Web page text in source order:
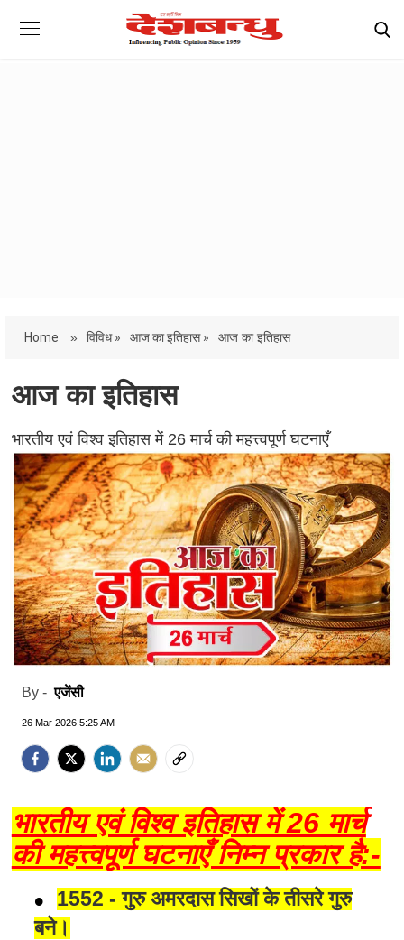
Home » विविध » आज का इतिहास » आज का इतिहास
आज का इतिहास
भारतीय एवं विश्व इतिहास में 26 मार्च की महत्त्वपूर्ण घटनाएँ
By -एजेंसी
26 Mar 2026 5:25 AM
भारतीय एवं विश्व इतिहास में 26 मार्च
की महत्त्वपूर्ण घटनाएँ निम्न प्रकार है:-
1552 - गुरु अमरदास सिखों के तीसरे गुरु
बने।